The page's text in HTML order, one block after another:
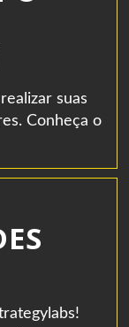
suas
Conheça o